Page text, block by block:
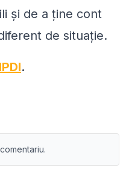
şi de a ţine cont
de situaţie.
.